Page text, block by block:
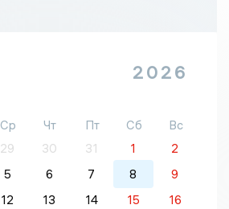
2026
Ср Чт Пт Сб
Вс
29 30 31 1
2
5 6 7 8
9
12 13 14 15
16